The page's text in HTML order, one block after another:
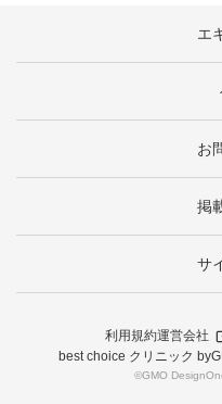
エ
お
掲
サ
利用規約運営会社
best choice クリニック
©GMO